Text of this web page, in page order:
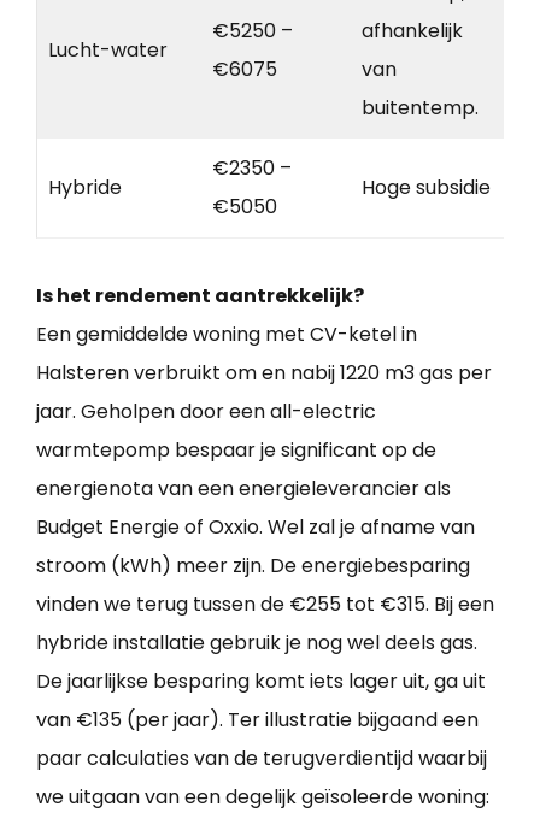
Lucht-water
€5250 –
€6075
afhankelijk
van
buitentemp.
Hybride
€2350 –
€5050
Hoge subsidie
Is het rendement aantrekkelijk?
Een gemiddelde woning met CV-ketel in
Halsteren verbruikt om en nabij 1220 m3 gas per
jaar. Geholpen door een all-electric
warmtepomp bespaar je significant op de
energienota van een energieleverancier als
Budget Energie of Oxxio. Wel zal je afname van
stroom (kWh) meer zijn. De energiebesparing
vinden we terug tussen de €255 tot €315. Bij een
hybride installatie gebruik je nog wel deels gas.
De jaarlijkse besparing komt iets lager uit, ga uit
van €135 (per jaar). Ter illustratie bijgaand een
paar calculaties van de terugverdientijd waarbij
we uitgaan van een degelijk geïsoleerde woning: